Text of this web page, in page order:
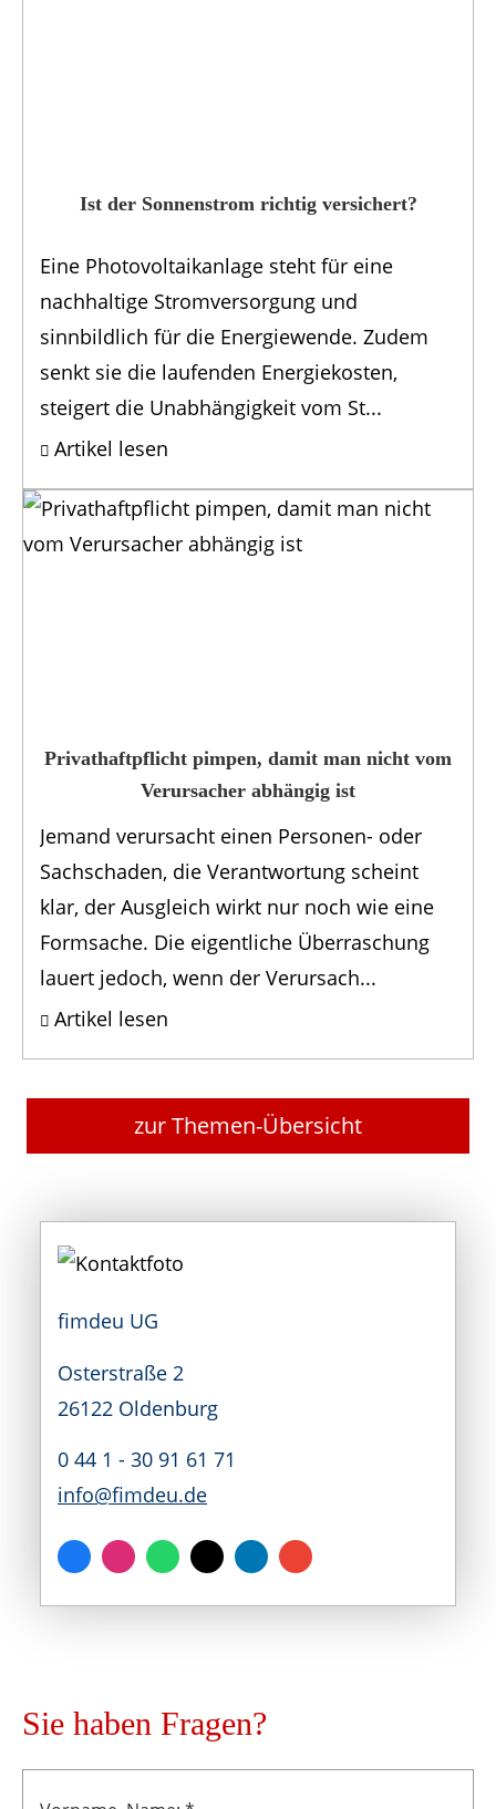
Ist der Sonnenstrom richtig versichert?
Eine Photovoltaikanlage steht für eine
nachhaltige Stromversorgung und
sinnbildlich für die Energiewende. Zudem
senkt sie die laufenden Energiekosten,
steigert die Unabhängigkeit vom St...
Artikel lesen
Privathaftpflicht pimpen, damit man nicht vom
Verursacher abhängig ist
Jemand verursacht einen Personen- oder
Sachschaden, die Verantwortung scheint
klar, der Ausgleich wirkt nur noch wie eine
Formsache. Die eigentliche Überraschung
lauert jedoch, wenn der Verursach...
Artikel lesen
zur Themen-Übersicht
fimdeu UG
Osterstraße 2
26122 Oldenburg
0 44 1 - 30 91 61 71
info@fimdeu.de
Sie haben Fragen?